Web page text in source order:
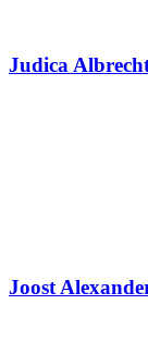
Judica
Joost